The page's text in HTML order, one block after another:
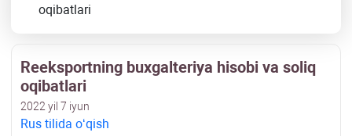
oqibatlari
Reeksportning buхgalteriya hisobi va soliq
oqibatlari
2022 yil 7 iyun
Rus tilida oʻqish